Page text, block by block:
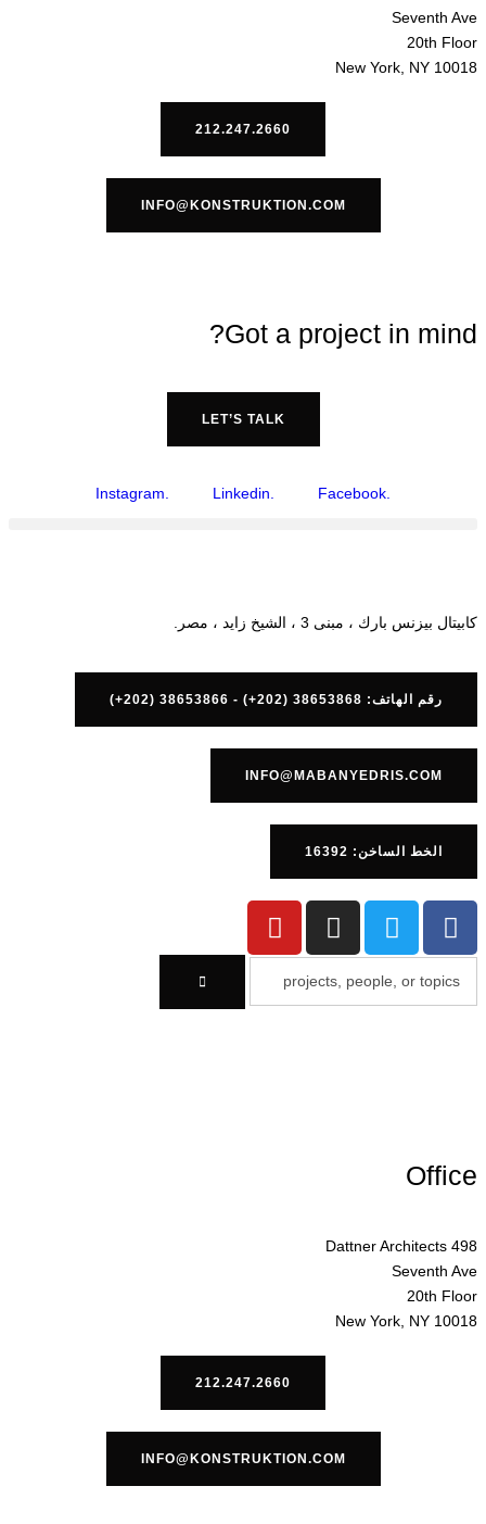
Seventh Ave
20th Floor
New York, NY 10018
212.247.2660
INFO@KONSTRUKTION.COM
Got a project in mind?
LET’S TALK
كابيتال بيزنس بارك ، مبنى 3 ، الشيخ زايد ، مصر.
رقم الهاتف: 38653868 (202+) - 38653866 (202+)
INFO@MABANYEDRIS.COM
الخط الساخن: 16392
Office
Dattner Architects 498
Seventh Ave
20th Floor
New York, NY 10018
212.247.2660
INFO@KONSTRUKTION.COM